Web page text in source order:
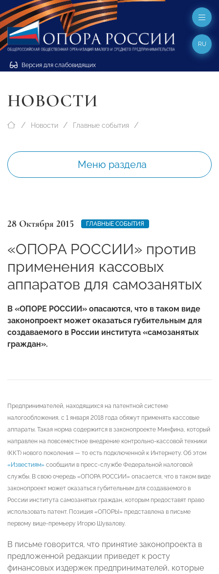
Версия для слабовидящих
RU
НОВОСТИ
Новости Главные события
Меню раздела
28 Октября 2015 ГЛАВНЫЕ СОБЫТИЯ
«ОПОРА РОССИИ» против
применения кассовых
аппаратов для самозанятых
В «ОПОРЕ РОССИИ» опасаются, что в таком виде
законопроект может оказаться губительным для
создаваемого в России института «самозанятых
граждан».
Предпринимателей, находящихся на патентной системе
налогообложения, с 1 января 2018 года обяжут применять кассовые
аппараты. Такая норма содержится в законопроекте Минфина, который
направлен на повсеместное внедрение контрольно-кассовой техники
(ККТ) нового поколения — то есть подключенной к Интернету. Об этом
«Известиям» сообщили в пресс-службе Федеральной налоговой
службы. В свою очередь «ОПОРА РОССИИ» опасается, что в таком виде
законопроект может оказаться губительным для создаваемого в
России института самозанятых граждан, которым предоставят право
использовать патент. Позиция «ОПОРЫ» представлена в письме
первому вице-премьеру Игорю Шувалову.
В письме говорится, что принятие законопроекта в
предложенной редакции приведет к росту
финансовых издержек предпринимателей, которые